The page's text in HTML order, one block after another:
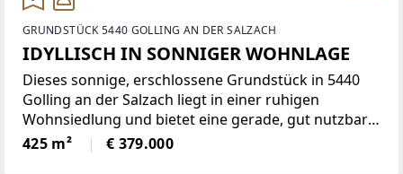
GRUNDSTÜCK 5440 GOLLING AN DER SALZACH
IDYLLISCH IN SONNIGER WOHNLAGE
Dieses sonnige, erschlossene Grundstück in 5440
Golling an der Salzach liegt in einer ruhigen
Wohnsiedlung und bietet eine gerade, gut nutzbare
Fläche. Ohne Bauzwang bleiben Sie flexibel ? perfekt
für alle, die ihren Wohntraum in ihrem eigenen
425 m² € 379.000